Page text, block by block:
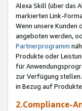
Alexa Skill (über das
markierten Link-
Wenn unsere
angeboten werden,
Partnerprogramm
Produkte oder
für
zur Verfügung
in Bezug auf
2.Compliance-